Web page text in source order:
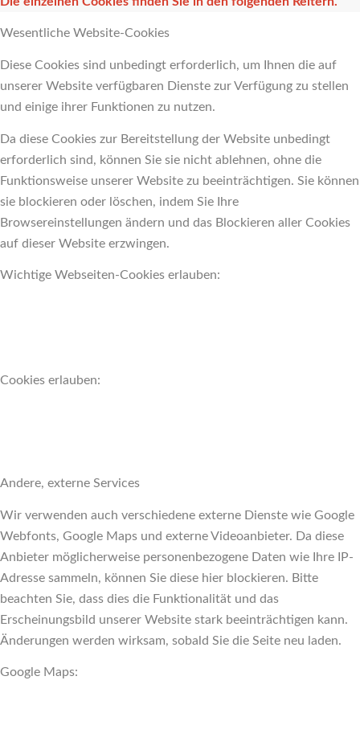
Wesentliche Website-Cookies
Diese Cookies sind unbedingt erforderlich, um Ihnen die auf
unserer Website verfügbaren Dienste zur Verfügung zu stellen
und einige ihrer Funktionen zu nutzen.
Da diese Cookies zur Bereitstellung der Website unbedingt
erforderlich sind, können Sie sie nicht ablehnen, ohne die
Funktionsweise unserer Website zu beeinträchtigen. Sie können
sie blockieren oder löschen, indem Sie Ihre
Browsereinstellungen ändern und das Blockieren aller Cookies
auf dieser Website erzwingen.
Wichtige Webseiten-Cookies erlauben:
Cookies erlauben:
Andere, externe Services
Wir verwenden auch verschiedene externe Dienste wie Google
Webfonts, Google Maps und externe Videoanbieter. Da diese
Anbieter möglicherweise personenbezogene Daten wie Ihre IP-
Adresse sammeln, können Sie diese hier blockieren. Bitte
beachten Sie, dass dies die Funktionalität und das
Erscheinungsbild unserer Website stark beeinträchtigen kann.
Änderungen werden wirksam, sobald Sie die Seite neu laden.
Google Maps: